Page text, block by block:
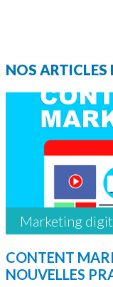
NOS ARTICLES
Marketing
CONTENT
NOUVELLES